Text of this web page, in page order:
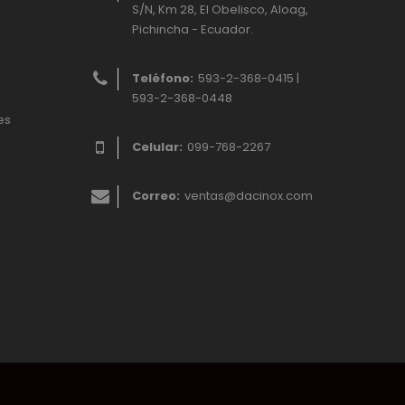
S/N, Km 28, El Obelisco, Aloag,
Pichincha - Ecuador.
Teléfono: 593-2-368-0415 |
593-2-368-0448
Celular: 099-768-2267
Correo: ventas@dacinox.com